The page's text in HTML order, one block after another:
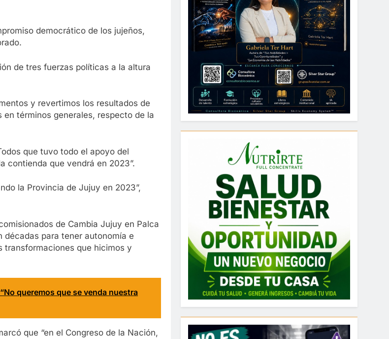
democrático de los jujeños,
de tres fuerzas políticas a la altura
y revertimos los resultados de
en términos generales, respecto de la
que tuvo todo el apoyo del
contienda que vendrá en 2023”.
la Provincia de Jujuy en 2023”,
de Cambia Jujuy en Palca
décadas para tener autonomía e
transformaciones que hicimos y
queremos que se venda nuestra
que “en el Congreso de la Nación,